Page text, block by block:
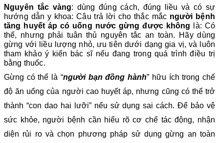
Nguyên tắc vàng: dùng đúng cách, đúng liều và có sự
hướng dẫn y khoa: Câu trả lời cho thắc mắc người bệnh
tăng huyết áp có uống nước gừng được không
là: Có
thể, nhưng phải tuân thủ nguyên tắc an toàn. Hãy dùng
gừng với liều lượng nhỏ, ưu tiên dưới dạng gia vị, và luôn
tham khảo ý kiến bác sĩ nếu đang trong quá trình điều trị
bằng thuốc.
Gừng có thể là “người bạn đồng hành” hữu ích trong chế
độ ăn uống của người cao huyết áp, nhưng cũng có thể trở
thành “con dao hai lưỡi” nếu sử dụng sai cách. Để bảo vệ
sức khỏe, người bệnh cần hiểu rõ cơ chế tác động, nhận
diện rủi ro và chọn phương pháp sử dụng gừng an toàn